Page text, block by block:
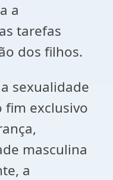
a
tarefas
dos filhos.
sexualidade
exclusivo
masculina
a